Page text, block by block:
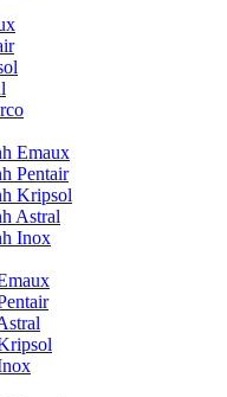
Emaux
Pentair
Kripsol
Astral
Inox